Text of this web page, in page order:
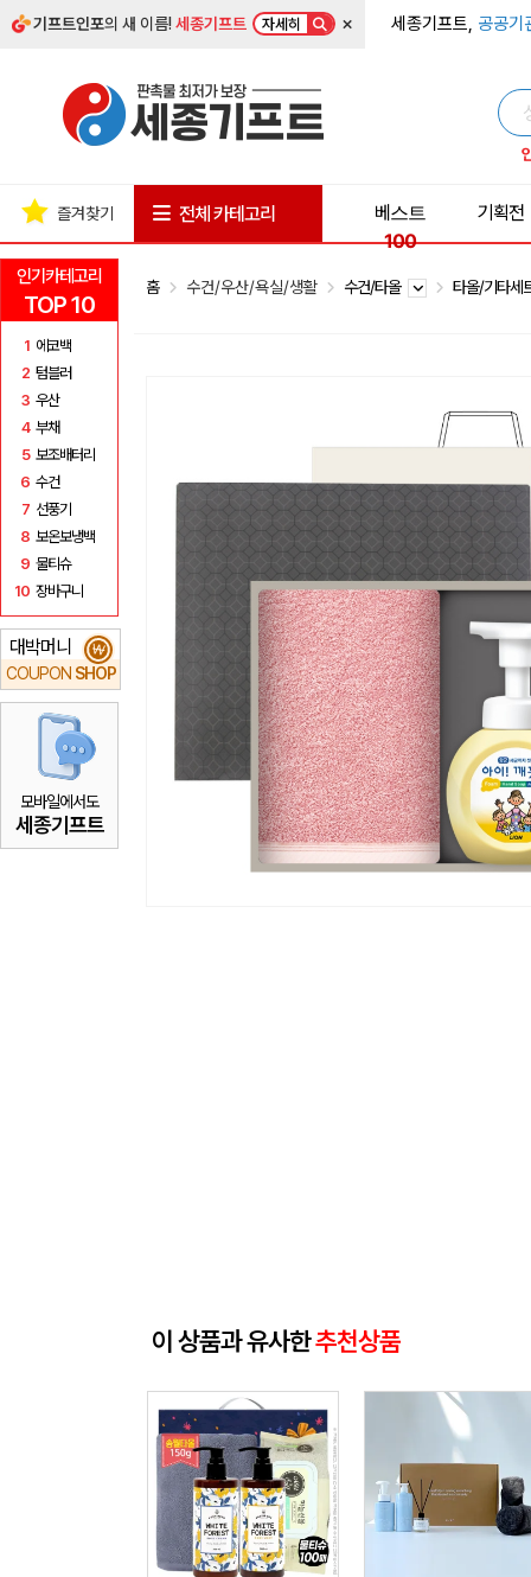
기프트인포의 새 이름!세종기프트 자세히 × 세종기프트, 공공기
인기카테고리
TOP 10
1 에코백
2 텀블러
3 우산
4 부채
5 보조배터리
6 수건
7 선풍기
8 보온보냉백
9 물티슈
10 장바구니
대박머니
COUPON SHOP
₩
모바일에서도
세종기프트
즐겨찾기 전체 카테고리
베스트
100
기획전
홈 수건/우산/욕실/생활 수건/타올 타올/기타
이 상품과 유사한추천상품